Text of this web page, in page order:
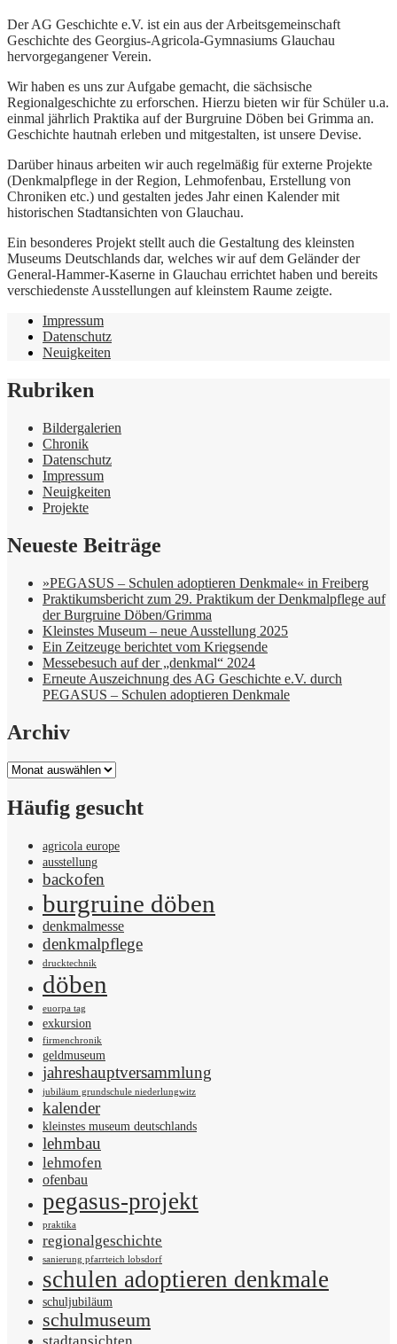
Der AG Geschichte e.V. ist ein aus der Arbeitsgemeinschaft
Geschichte des Georgius-Agricola-Gymnasiums Glauchau
hervorgegangener Verein.
Wir haben es uns zur Aufgabe gemacht, die sächsische
Regionalgeschichte zu erforschen. Hierzu bieten wir für Schüler u.a.
einmal jährlich Praktika auf der Burgruine Döben bei Grimma an.
Geschichte hautnah erleben und mitgestalten, ist unsere Devise.
Darüber hinaus arbeiten wir auch regelmäßig für externe Projekte
(Denkmalpflege in der Region, Lehmofenbau, Erstellung von
Chroniken etc.) und gestalten jedes Jahr einen Kalender mit
historischen Stadtansichten von Glauchau.
Ein besonderes Projekt stellt auch die Gestaltung des kleinsten
Museums Deutschlands dar, welches wir auf dem Geländer der
General-Hammer-Kaserne in Glauchau errichtet haben und bereits
verschiedenste Ausstellungen auf kleinstem Raume zeigte.
Impressum
Datenschutz
Neuigkeiten
Rubriken
Bildergalerien
Chronik
Datenschutz
Impressum
Neuigkeiten
Projekte
Neueste Beiträge
»PEGASUS – Schulen adoptieren Denkmale« in Freiberg
Praktikumsbericht zum 29. Praktikum der Denkmalpflege auf
der Burgruine Döben/Grimma
Kleinstes Museum – neue Ausstellung 2025
Ein Zeitzeuge berichtet vom Kriegsende
Messebesuch auf der „denkmal“ 2024
Erneute Auszeichnung des AG Geschichte e.V. durch
PEGASUS – Schulen adoptieren Denkmale
Archiv
Archiv
Häufig gesucht
agricola europe
ausstellung
backofen
burgruine döben
denkmalmesse
denkmalpflege
drucktechnik
döben
euorpa tag
exkursion
firmenchronik
geldmuseum
jahreshauptversammlung
jubiläum grundschule niederlungwitz
kalender
kleinstes museum deutschlands
lehmbau
lehmofen
ofenbau
pegasus-projekt
praktika
regionalgeschichte
sanierung pfarrteich lobsdorf
schulen adoptieren denkmale
schuljubiläum
schulmuseum